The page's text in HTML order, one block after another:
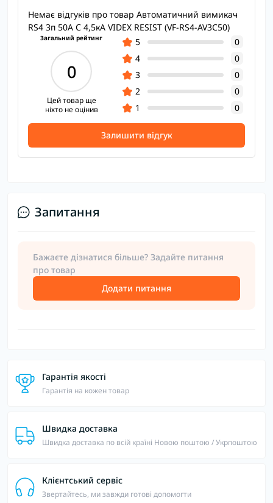
Немає відгуків про товар Автоматичний вимикач
RS4 3п 50А С 4,5кА VIDEX RESIST (VF-RS4-AV3C50)
Загальний рейтинг
0
Цей товар ще
ніхто не оцінив
5
0
4
0
3
0
2
0
1
0
Залишити відгук
Запитання
Бажаєте дізнатися більше? Задайте питання
про товар
Додати питання
Гарантія якості
Гарантія на кожен товар
Швидка доставка
Швидка доставка по всій країні Новою поштою / Укрпоштою
Клієнтський сервіс
Звертайтесь, ми завжди готові допомогти